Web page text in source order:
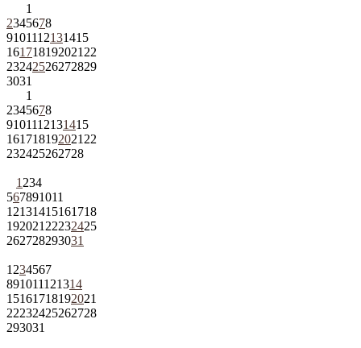
1
2345678
9101112131415
161718192021 22
23242526272829
3031
1
2345678
9101112131415
161718192021 22
232425262728
1 234
567891011
12131415161718
192021 22232425
262728293031
1 234567
891011121314
15161718192021
22232425262728
293031